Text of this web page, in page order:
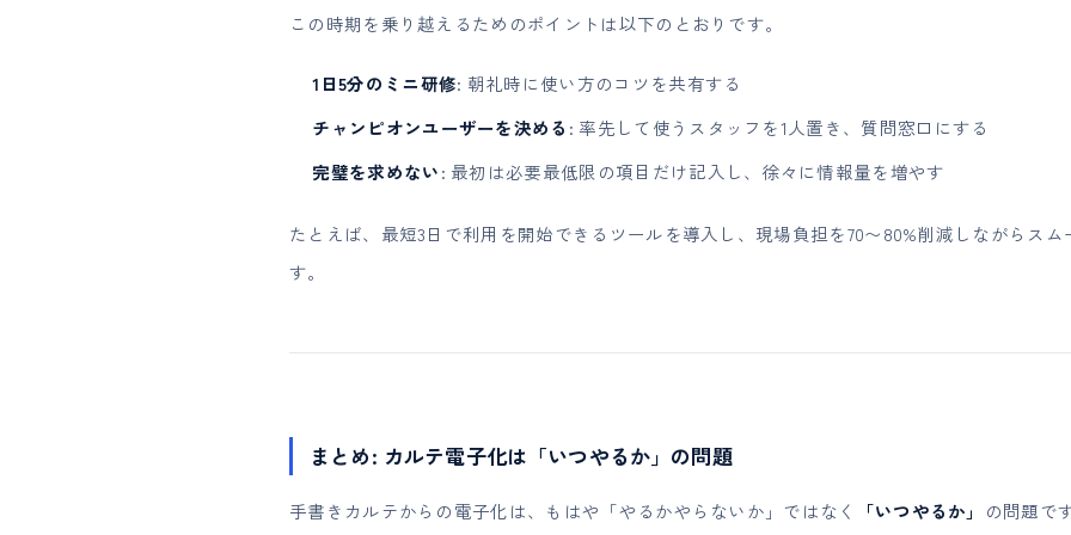
この時期を乗り越えるためのポイントは以下のとおりです。
1日5分のミニ研修: 朝礼時に使い方のコツを共有する
チャンピオンユーザーを決める : 率先して使うスタッフを1人置き、質問窓口にする
完璧を求めない: 最初は必要最低限の項目だけ記入し、徐々に情報量を増やす
たとえば、最短3日で利用を開始できるツールを導入し、現場負担を70〜80%削減しながらス
す。
まとめ: カルテ電子化は「いつやるか」の問題
手書きカルテからの電子化は、もはや「やるかやらないか」ではなく 「いつやるか」 の問題です